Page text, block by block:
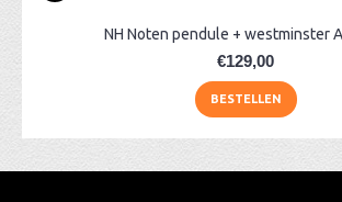
NH Noten pendule + westminster
€129,00
BESTELLEN